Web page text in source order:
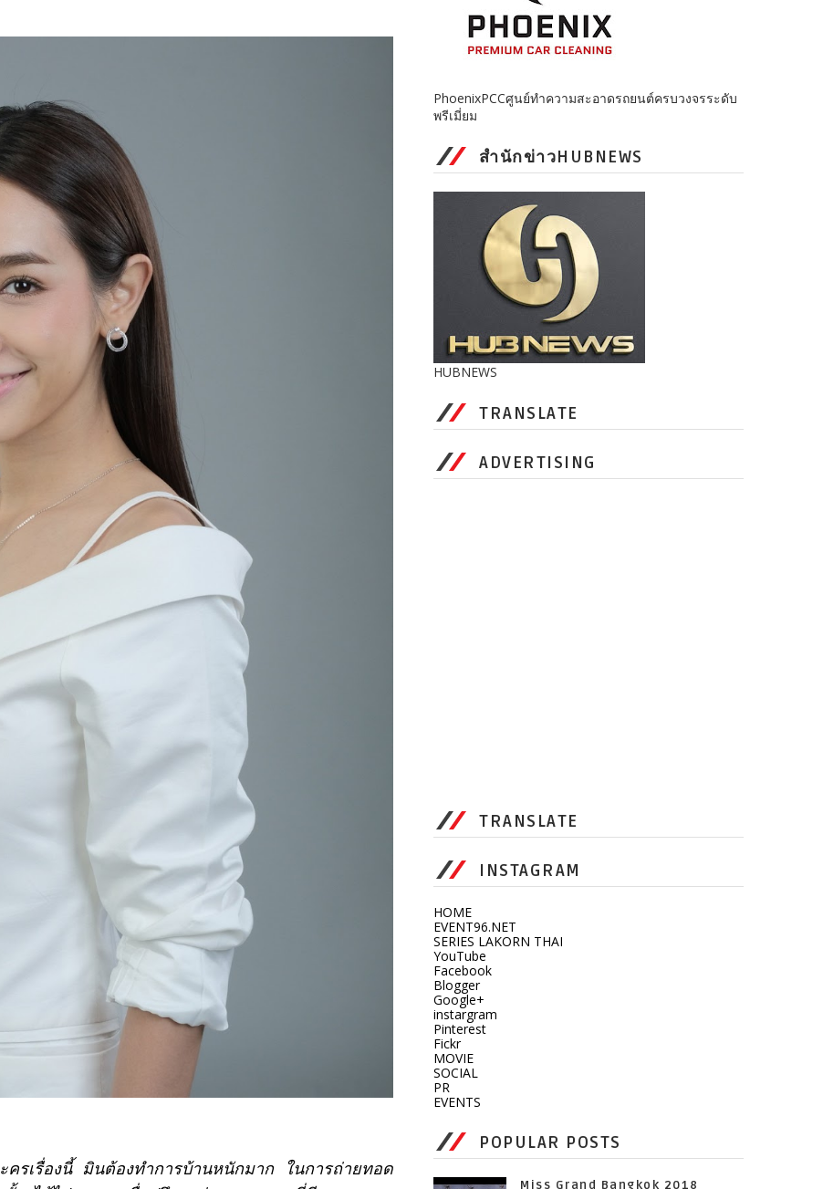
รเรื่องนี้ มินต้องทำการบ้านหนักมาก ในการถ่ายทอด
PhoenixPCCศูนย์ทำความสะอาดรถยนต์ครบวงจรระดับ
พรีเมี่ยม
สำนักข่าวHUBNEWS
HUBNEWS
TRANSLATE
ADVERTISING
TRANSLATE
INSTAGRAM
HOME
EVENT96.NET
SERIES LAKORN THAI
YouTube
Facebook
Blogger
Google+
instargram
Pinterest
Fickr
MOVIE
SOCIAL
PR
EVENTS
POPULAR POSTS
Miss Grand Bangkok 2018